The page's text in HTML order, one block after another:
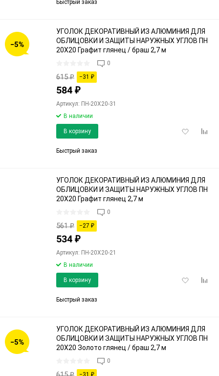
Быстрый заказ
−5%
УГОЛОК ДЕКОРАТИВНЫЙ ИЗ АЛЮМИНИЯ ДЛЯ
ОБЛИЦОВКИ И ЗАЩИТЫ НАРУЖНЫХ УГЛОВ ПН
20Х20 Графит глянец / браш 2,7 м
0
615₽ −31 ₽
584 ₽
Артикул: ПН-20Х20-31
В наличии
Добавить
В корзину
Быстрый заказ
УГОЛОК ДЕКОРАТИВНЫЙ ИЗ АЛЮМИНИЯ ДЛЯ
ОБЛИЦОВКИ И ЗАЩИТЫ НАРУЖНЫХ УГЛОВ ПН
20Х20 Графит глянец 2,7 м
0
561₽ −27 ₽
534 ₽
Артикул: ПН-20Х20-21
В наличии
Добавить
В корзину
Быстрый заказ
−5%
УГОЛОК ДЕКОРАТИВНЫЙ ИЗ АЛЮМИНИЯ ДЛЯ
ОБЛИЦОВКИ И ЗАЩИТЫ НАРУЖНЫХ УГЛОВ ПН
20Х20 Золото глянец / браш 2,7 м
0
−31 ₽